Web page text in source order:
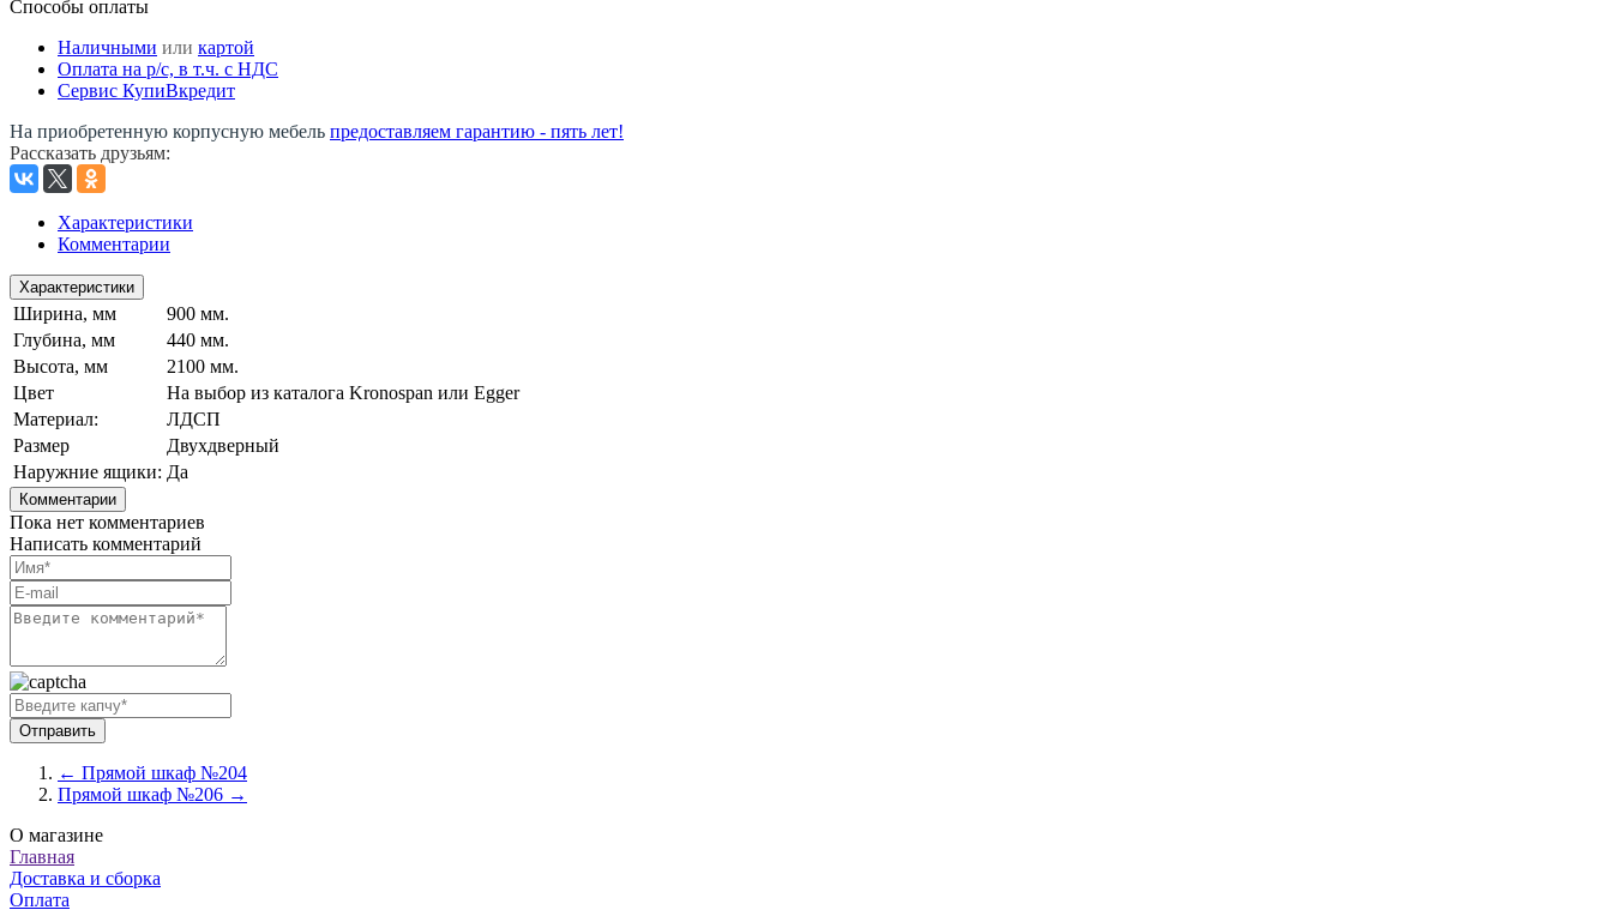
Способы оплаты
Наличными или картой
Оплата на р/c, в т.ч. с НДС
Сервис КупиВкредит
На приобретенную корпусную мебель предоставляем гарантию - пять лет!
Рассказать друзьям:
Характеристики
Комментарии
Характеристики
Ширина, мм
900 мм.
Глубина, мм
440 мм.
Высота, мм
2100 мм.
Цвет
На выбор из каталога Kronospan или Egger
Материал:
ЛДСП
Размер
Двухдверный
Наружние ящики: Да
Комментарии
Пока нет комментариев
Написать комментарий
← Прямой шкаф №204
Прямой шкаф №206 →
О магазине
Главная
Доставка и сборка
Оплата